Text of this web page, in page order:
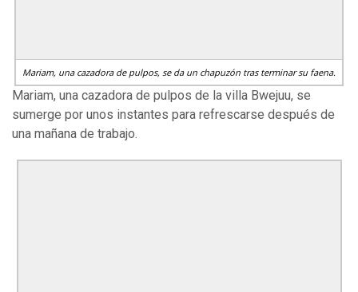
Mariam, una cazadora de pulpos, se da un chapuzón tras terminar su faena.
Mariam, una cazadora de pulpos de la villa Bwejuu, se
sumerge por unos instantes para refrescarse después de
una mañana de trabajo.